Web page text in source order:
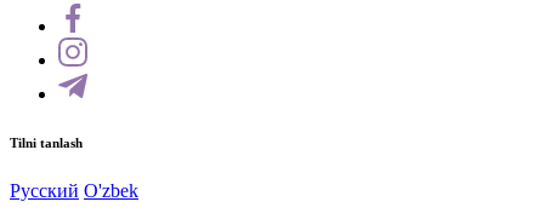
Tilni tanlash
Русский O'zbek